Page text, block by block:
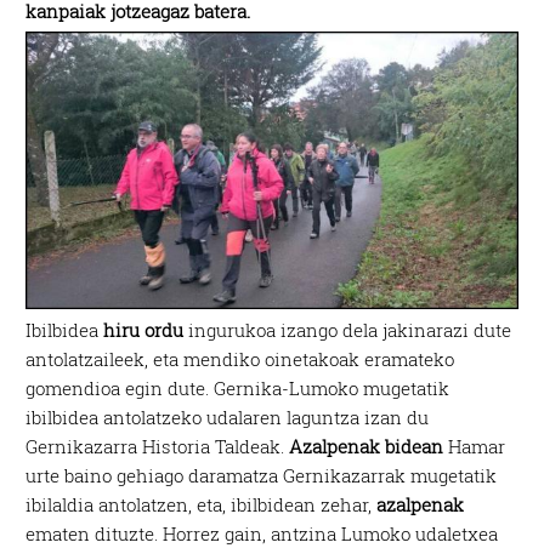
kanpaiak jotzeagaz batera.
Ibilbidea hiru ordu ingurukoa izango dela jakinarazi dute
antolatzaileek, eta mendiko oinetakoak eramateko
gomendioa egin dute. Gernika-Lumoko mugetatik
ibilbidea antolatzeko udalaren laguntza izan du
Gernikazarra Historia Taldeak.Azalpenak bidean Hamar
urte baino gehiago daramatza Gernikazarrak mugetatik
ibilaldia antolatzen, eta, ibilbidean zehar, azalpenak
ematen dituzte. Horrez gain, antzina Lumoko udaletxea